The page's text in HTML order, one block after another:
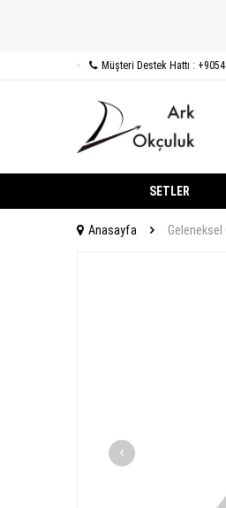
Müşteri Destek Hattı :
SETLER
Anasayfa Geleneksel